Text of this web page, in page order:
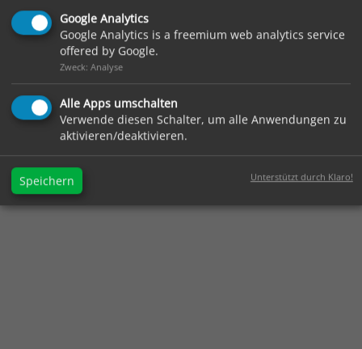
Google Analytics
Google Analytics is a freemium web analytics service
offered by Google.
Zweck: Analyse
Alle Apps umschalten
Verwende diesen Schalter, um alle Anwendungen zu
aktivieren/deaktivieren.
Speichern Unterstützt durch Klaro!